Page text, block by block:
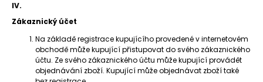
IV.
Zákaznický účet
Na základě registrace kupujícího provedené v internetovém
obchodě může kupující přistupovat do svého zákaznického
účtu. Ze svého zákaznického účtu může kupující provádět
objednávání zboží. Kupující může objednávat zboží také